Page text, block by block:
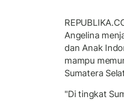
Angelina
dan Anak
mampu
Sumatera
"Di tingkat